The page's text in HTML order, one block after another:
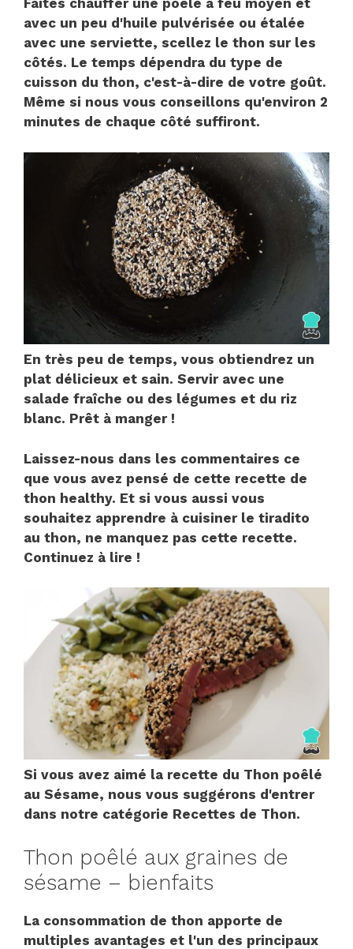
Faites chauffer une poêle à feu moyen et
avec un peu d'huile pulvérisée ou étalée
avec une serviette, scellez le thon sur les
côtés. Le temps dépendra du type de
cuisson du thon, c'est-à-dire de votre goût.
Même si nous vous conseillons qu'environ 2
minutes de chaque côté suffiront.
En très peu de temps, vous obtiendrez un
plat délicieux et sain. Servir avec une
salade fraîche ou des légumes et du riz
blanc. Prêt à manger !
Laissez-nous dans les commentaires ce
que vous avez pensé de cette recette de
thon healthy. Et si vous aussi vous
souhaitez apprendre à cuisiner le tiradito
au thon, ne manquez pas cette recette.
Continuez à lire !
Si vous avez aimé la recette du Thon poêlé
au Sésame, nous vous suggérons d'entrer
dans notre catégorie Recettes de Thon.
Thon poêlé aux graines de
sésame – bienfaits
La consommation de thon apporte de
multiples avantages et l'un des principaux